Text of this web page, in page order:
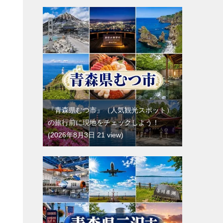
『青森県むつ市』（人気観光スポット）
の旅行前に現地をチェックしよう！
2026年8月3日 21 view